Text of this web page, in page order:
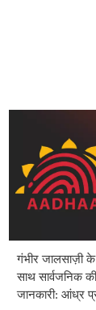
गंभीर जालसाज़ी के
साथ सार्वजनिक
जानकारी: आंध्र